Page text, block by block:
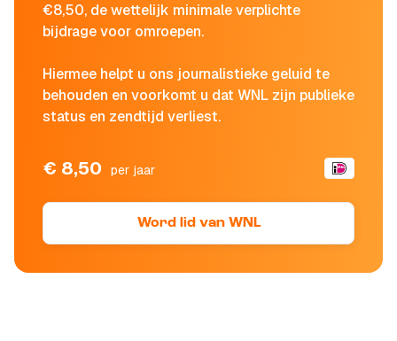
€8,50, de wettelijk minimale verplichte
bijdrage voor omroepen.
Hiermee helpt u ons journalistieke geluid te
behouden en voorkomt u dat WNL zijn publieke
status en zendtijd verliest.
€ 8,50 per jaar
Word lid van WNL